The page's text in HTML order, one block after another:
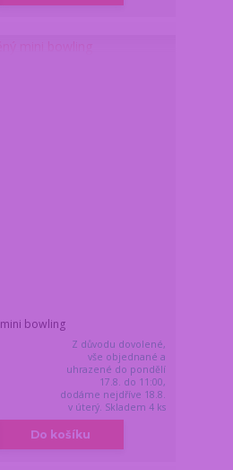
bowling
Z důvodu dovolené,
vše objednané a
uhrazené do pondělí
17.8. do 11:00,
dodáme nejdříve 18.8.
v úterý. Skladem 4 ks
Do košíku